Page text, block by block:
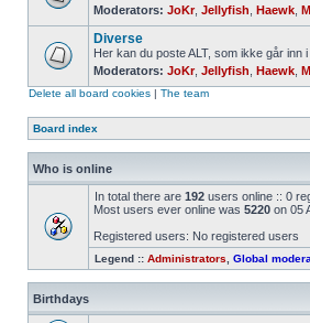
Moderators: JoKr, Jellyfish Haewk
Diverse
Her kan du poste ALT, som ikke går inn
Moderators: JoKr, Jellyfish Haewk
Delete all board cookies | The team
Board index
Who is online
In total there are 192 users online :: 0
Most users ever online was 5220 on 05
Registered users: No registered users
Legend :: Administrators Global
Birthdays